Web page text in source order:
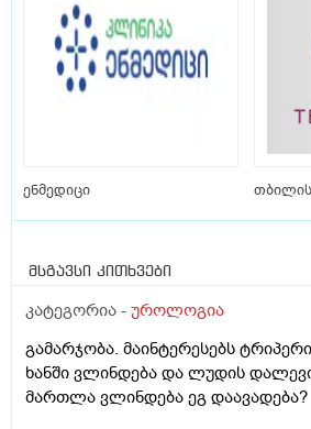
ენმედიცი
მსგავსი კითხვები
კატეგორია - უროლოგია
გამარჯობა. მაინტერესებს
ხანში ვლინდება და ლუდის
მართლა ვლინდება ეგ დაავადება?